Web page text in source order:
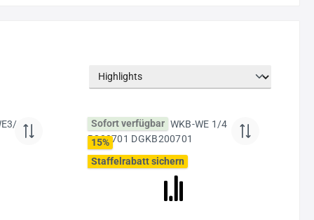
Sofort verfügbar
15%
Staffelrabatt sichern